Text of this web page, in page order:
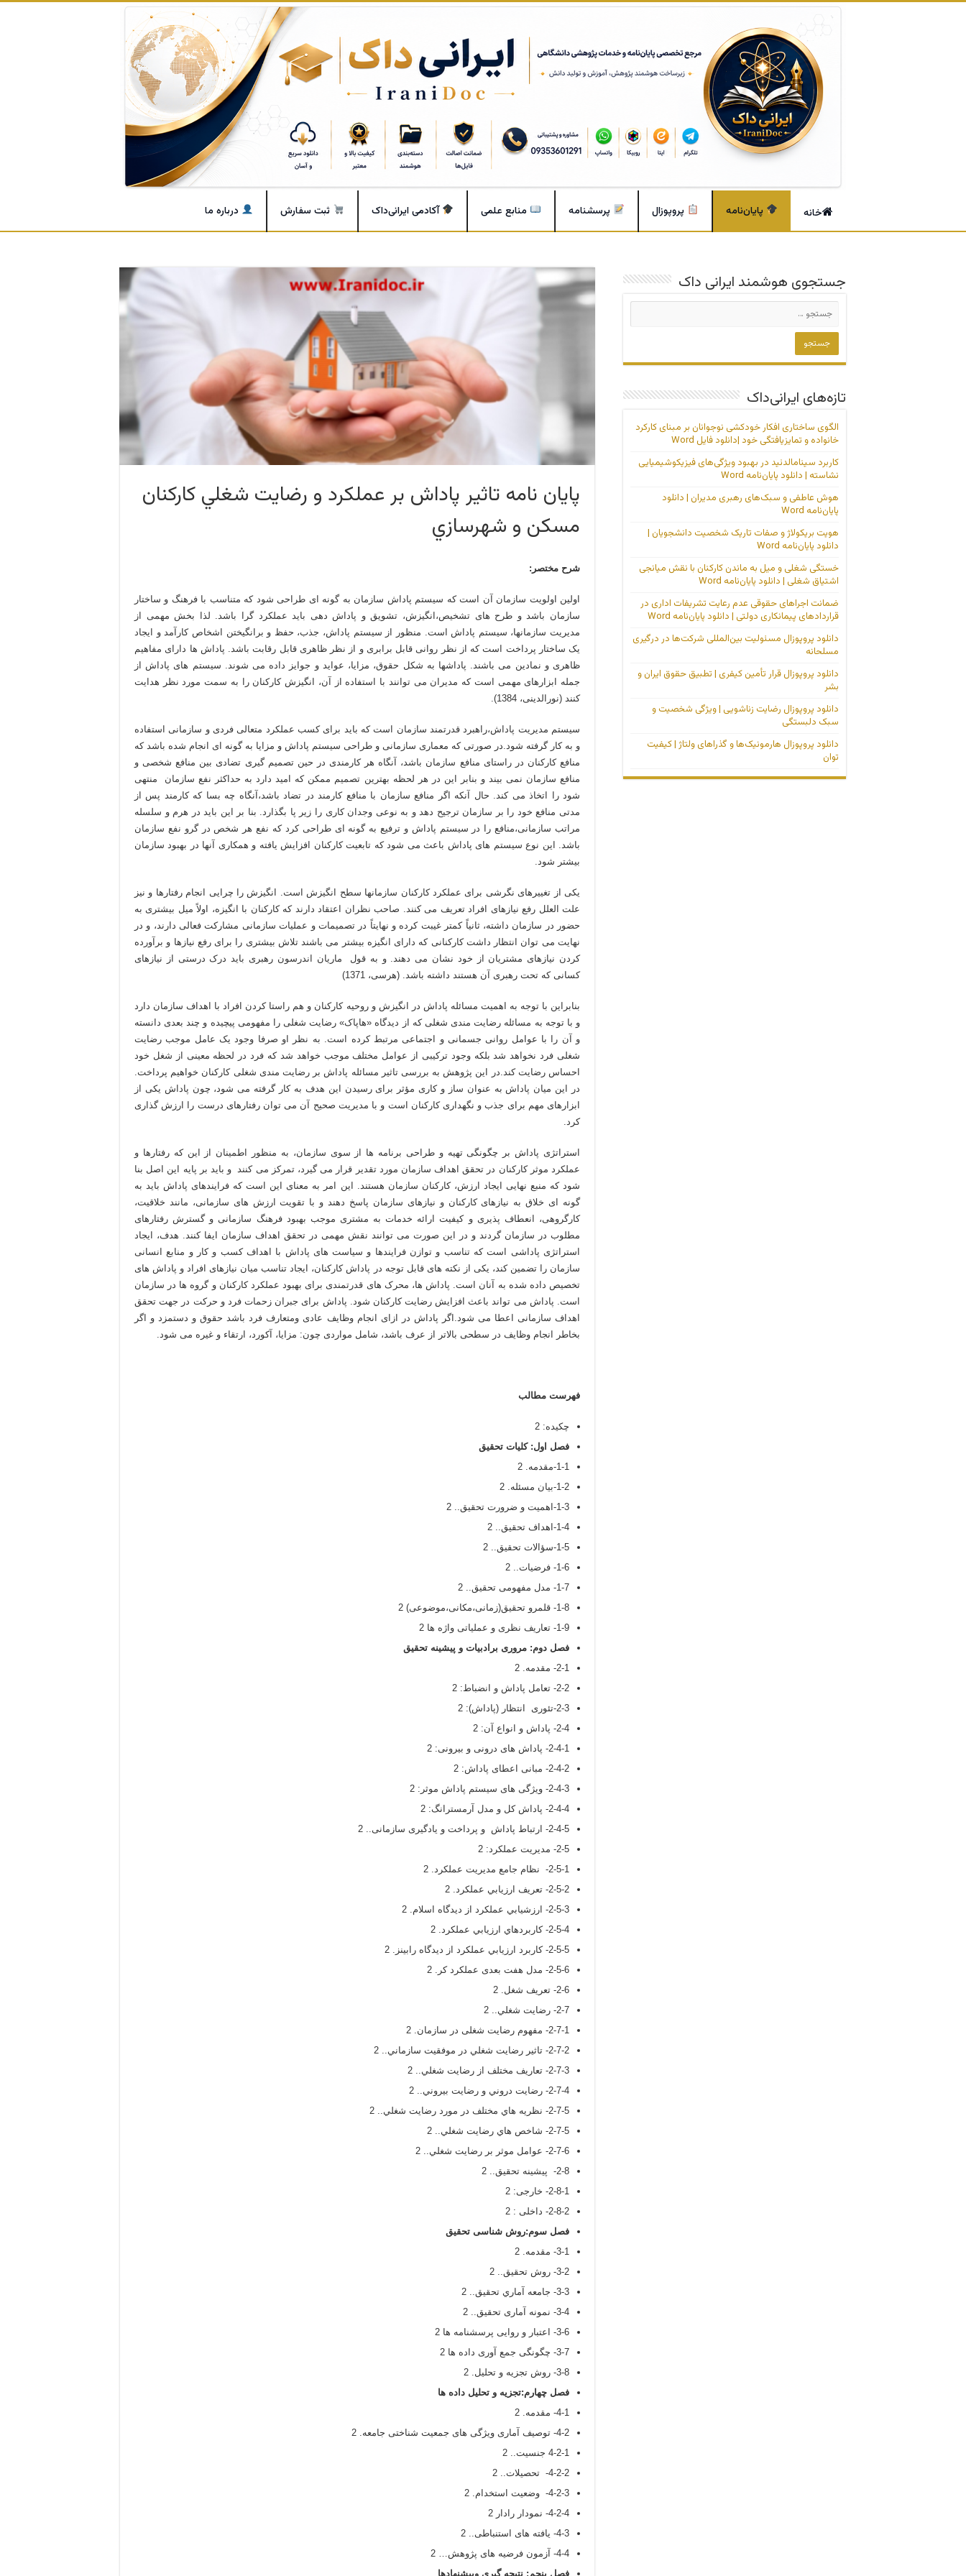
خانه پایان‌نامه پروپوزال پرسشنامه منابع علمی آکادمی ایرانی‌داک ثبت سفارش درباره ما
پایان نامه تاثير پاداش بر عملكرد و رضايت شغلي كاركنان
مسكن و شهرسازي
شرح مختصر:
اولین اولویت سازمان آن است که سیستم پاداش سازمان به گونه ای طراحی شود که متناسب با فرهنگ و ساختار
سازمان باشد و طرح های تشخیص،انگیزش، تشویق و پاداش دهی باید عملکرد گرا باشد. لذا بخش مهمی از
مدیریت سازمانها، سیستم پاداش است. منظور از سیستم پاداش، جذب، حفظ و برانگیختن اشخاص کارآمد و ایجاد
یک ساختار پرداخت است که از نظر روانی قابل برابری و از نظر ظاهری قابل رقابت باشد. پاداش ها دارای مفاهیم
ظاهری و نمادین می باشند. پاداشها به شکل حقوق، مزایا، عواید و جوایز داده می شوند. سیستم های پاداش از
جمله ابزارهای مهمی است که مدیران می توانند با استفاده از آن، انگیزش کارکنان را به سمت مورد نظر هدایت
کنند (نورالدینی، 1384).
سیستم مدیریت پاداش،راهبرد قدرتمند سازمان است که باید برای کسب عملکرد متعالی فردی و سازمانی استفاده
و به کار گرفته شود.در صورتی که معماری سازمانی و طراحی سیستم پاداش و مزایا به گونه ای انجام شده باشد که
منافع کارکنان در راستای منافع سازمان باشد، آنگاه هر کارمندی در حین تصمیم گیری تضادی بین منافع شخصی و
منافع سازمان نمی بیند و بنابر این در هر لحظه بهترین تصمیم ممکن که امید دارد به حداکثر نفع سازمان منتهی
شود را اتخاذ می کند. حال آنکه اگر منافع سازمان با منافع کارمند در تضاد باشد،آنگاه چه بسا که کارمند پس از
مدتی منافع خود را بر سازمان ترجیح دهد و به نوعی وجدان کاری را زیر پا بگذارد. بنا بر این باید در هرم و سلسله
مراتب سازمانی،منافع را در سیستم پاداش و ترفیع به گونه ای طراحی کرد که نفع هر شخص در گرو نفع سازمان
باشد. این نوع سیستم های پاداش باعث می شود که تابعیت کارکنان افزایش یافته و همکاری آنها در بهبود سازمان
بیشتر شود.
یکی از تغییرهای نگرشی برای عملکرد کارکنان سازمانها سطح انگیزش است. انگیزش را چرایی انجام رفتارها و نیز
علت العلل رفع نیازهای افراد تعریف می کنند. صاحب نظران اعتقاد دارند که کارکنان با انگیزه، اولاً میل بیشتری به
حضور در سازمان داشته، ثانیاً کمتر غیبت کرده و نهایتاً در تصمیمات و عملیات سازمانی مشارکت فعالی دارند، و در
نهایت می توان انتظار داشت کارکنانی که دارای انگیزه بیشتر می باشند تلاش بیشتری را برای رفع نیازها و برآورده
کردن نیازهای مشتریان از خود نشان می دهند. و به قول ماریان اندرسون رهبری باید درک درستی از نیازهای
کسانی که تحت رهبری آن هستند داشته باشد. (هرسی، 1371)
بنابراین با توجه به اهمیت مسائله پاداش در انگیزش و روحیه کارکنان و هم راستا کردن افراد با اهداف سازمان دارد
و با توجه به مسائله رضایت مندی شغلی که از دیدگاه «هاپاک» رضایت شغلی را مفهومی پیچیده و چند بعدی دانسته
و آن را با عوامل روانی جسمانی و اجتماعی مرتبط کرده است. به نظر او صرفا وجود یک عامل موجب رضایت
شغلی فرد نخواهد شد بلکه وجود ترکیبی از عوامل مختلف موجب خواهد شد که فرد در لحظه معینی از شغل خود
احساس رضایت کند.در این پژوهش به بررسی تاثیر مسائله پاداش بر رضایت مندی شغلی کارکنان خواهیم پرداخت.
در این میان پاداش به عنوان ساز و کاری مؤثر برای رسیدن این هدف به کار گرفته می شود، چون پاداش یکی از
ابزارهای مهم برای جذب و نگهداری کارکنان است و با مدیریت صحیح آن می توان رفتارهای درست را ارزش گذاری
کرد.
استراتژی پاداش بر چگونگی تهیه و طراحی برنامه ها از سوی سازمان، به منظور اطمینان از این که رفتارها و
عملکرد موثر کارکنان در تحقق اهداف سازمان مورد تقدیر قرار می گیرد، تمرکز می کنند و باید بر پایه این اصل بنا
شود که منبع نهایی ایجاد ارزش، کارکنان سازمان هستند. این امر به معنای این است که فرایندهای پاداش باید به
گونه ای خلاق به نیازهای کارکنان و نیازهای سازمان پاسخ دهند و با تقویت ارزش های سازمانی، مانند خلاقیت،
کارگروهی، انعطاف پذیری و کیفیت ارائه خدمات به مشتری موجب بهبود فرهنگ سازمانی و گسترش رفتارهای
مطلوب در سازمان گردند و در این صورت می توانند نقش مهمی در تحقق اهداف سازمان ایفا کنند. هدف، ایجاد
استراتژی پاداشی است که تناسب و توازن فرایندها و سیاست های پاداش با اهداف کسب و کار و منابع انسانی
سازمان را تضمین کند، یکی از نکته های قابل توجه در پاداش کارکنان، ایجاد تناسب میان نیازهای افراد و پاداش های
تخصیص داده شده به آنان است. پاداش ها، محرک های قدرتمندی برای بهبود عملکرد کارکنان و گروه ها در سازمان
است. پاداش می تواند باعث افزایش رضایت کارکنان شود. پاداش برای جبران زحمات فرد و حرکت در جهت تحقق
اهداف سازمانی اعطا می شود.اگر پاداش در ازای انجام وظایف عادی ومتعارف فرد باشد حقوق و دستمزد و اگر
بخاطر انجام وظایف در سطحی بالاتر از عرف باشد، شامل مواردی چون: مزایا، آکورد، ارتقاء و غیره می شود.
فهرست مطالب
چکیده: 2
فصل اول: کلیات تحقیق
1-1-مقدمه. 2
1-2-بیان مسئله. 2
1-3-اهمیت و ضرورت تحقیق.. 2
1-4-اهداف تحقیق.. 2
1-5-سؤالات تحقیق.. 2
1-6- فرضيات.. 2
1-7- مدل مفهومی تحقیق.. 2
1-8- قلمرو تحقیق(زمانی،مکانی،موضوعی) 2
1-9- تعاریف نظری و عملیاتی واژه ها 2
فصل دوم: مروری برادبیات و پیشینه تحقیق
2-1- مقدمه. 2
2-2- تعامل پاداش و انضباط: 2
2-3-تئوری انتظار (پاداش): 2
2-4- پاداش و انواع آن: 2
2-4-1- پاداش های درونی و بیرونی: 2
2-4-2- مبانی اعطای پاداش: 2
2-4-3- ویژگی های سیستم پاداش موثر: 2
2-4-4- پاداش کل و مدل آرمسترانگ: 2
2-4-5- ارتباط پاداش و پرداخت و یادگیری سازمانی.. 2
2-5- مديريت عملکرد: 2
2-5-1- نظام جامع مديريت عملکرد. 2
2-5-2- تعريف ارزيابي عملکرد. 2
2-5-3- ارزشيابي عملکرد از ديدگاه اسلام. 2
2-5-4- کاربردهاي ارزيابي عملکرد. 2
2-5-5- کاربرد ارزيابي عملکرد از ديدگاه رابينز. 2
2-5-6- مدل هفت بعدی عملکرد کر. 2
2-6- تعریف شغل. 2
2-7- رضايت شغلي.. 2
2-7-1- مفهوم رضایت شغلی در سازمان. 2
2-7-2- تاثير رضايت شغلي در موفقيت سازماني.. 2
2-7-3- تعاريف مختلف از رضايت شغلي.. 2
2-7-4- رضايت دروني و رضايت بيروني.. 2
2-7-5- نظريه هاي مختلف در مورد رضايت شغلي.. 2
2-7-5- شاخص هاي رضايت شغلي.. 2
2-7-6- عوامل موثر بر رضايت شغلي.. 2
2-8- پیشینه تحقیق.. 2
2-8-1- خارجی: 2
2-8-2- داخلی : 2
فصل سوم:روش شناسی تحقیق
3-1- مقدمه. 2
3-2- روش تحقیق.. 2
3-3- جامعه آماري تحقیق.. 2
3-4- نمونه آماری تحقیق.. 2
3-6- اعتبار و روایی پرسشنامه ها 2
3-7- چگونگی جمع آوری داده ها 2
3-8- روش تجزیه و تحلیل. 2
فصل چهارم:تجزیه و تحلیل داده ها
4-1- مقدمه. 2
4-2- توصیف آماری ویژگی های جمعیت شناختی جامعه. 2
4-2-1 جنسیت.. 2
4-2-2- تحصیلات.. 2
4-2-3- وضعیت استخدام. 2
4-2-4- نمودار رادار 2
4-3- یافته های استنباطی.. 2
4-4- آزمون فرضیه های پژوهش… 2
فصل پنجم: نتیجه گیری وپیشنهادها
جستجوی هوشمند ایرانی داک
تازه‌های ایرانی‌داک
الگوی ساختاری افکار خودکشی نوجوانان بر مبنای کارکرد
خانواده و تمایزیافتگی خود |دانلود فایل Word
کاربرد سینامالدئید در بهبود ویژگی‌های فیزیکوشیمیایی
نشاسته | دانلود پایان‌نامه Word
هوش عاطفی و سبک‌های رهبری مدیران | دانلود
پایان‌نامه Word
هویت بریکولاژ و صفات تاریک شخصیت دانشجویان |
دانلود پایان‌نامه Word
خستگی شغلی و میل به ماندن کارکنان با نقش میانجی
اشتیاق شغلی | دانلود پایان‌نامه Word
ضمانت اجراهای حقوقی عدم رعایت تشریفات اداری در
قراردادهای پیمانکاری دولتی | دانلود پایان‌نامه Word
دانلود پروپوزال مسئولیت بین‌المللی شرکت‌ها در درگیری
مسلحانه
دانلود پروپوزال قرار تأمین کیفری | تطبیق حقوق ایران و
بشر
دانلود پروپوزال رضایت زناشویی | ویژگی شخصیت و
سبک دلبستگی
دانلود پروپوزال هارمونیک‌ها و گذراهای ولتاژ | کیفیت
توان